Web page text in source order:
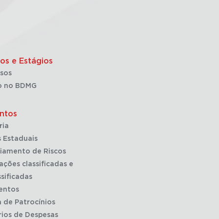
e Estágios
no BDMG
Estaduais
de Riscos
classificadas e
de Patrocínios
de Despesas